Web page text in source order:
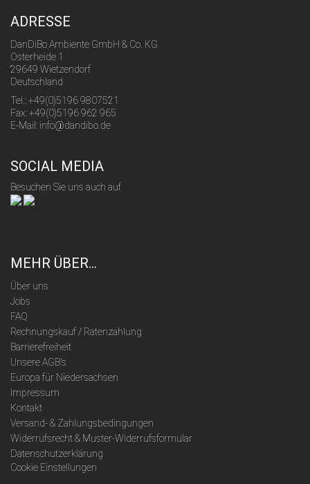
ADRESSE
DanDiBo Ambiente GmbH & Co. KG
Osterheide 1
29649 Wietzendorf
Deutschland
Tel.: +49(0)5196 9807521
Fax: +49(0)5196 962 965
E-Mail: info@dandibo.de
SOCIAL MEDIA
Besuchen Sie uns auch auf
MEHR ÜBER...
Über uns
Jobs
FAQ
Rechnungskauf / Ratenzahlung
Barrierefreiheit
Unsere AGB's
Europa für Niedersachsen
Impressum
Kontakt
Versand- & Zahlungsbedingungen
Widerrufsrecht & Muster-Widerrufsformular
Datenschutzerklärung
Cookie Einstellungen